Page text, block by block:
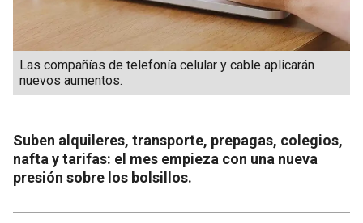
Las compañías de telefonía celular y cable aplicarán
nuevos aumentos.
Suben alquileres, transporte, prepagas, colegios,
nafta y tarifas: el mes empieza con una nueva
presión sobre los bolsillos.